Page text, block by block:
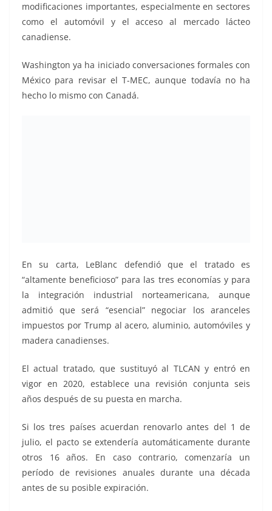
modificaciones importantes, especialmente en sectores
como el automóvil y el acceso al mercado lácteo
canadiense.
Washington ya ha iniciado conversaciones formales con
México para revisar el T-MEC, aunque todavía no ha
hecho lo mismo con Canadá.
En su carta, LeBlanc defendió que el tratado es
“altamente beneficioso” para las tres economías y para
la integración industrial norteamericana, aunque
admitió que será “esencial” negociar los aranceles
impuestos por Trump al acero, aluminio, automóviles y
madera canadienses.
El actual tratado, que sustituyó al TLCAN y entró en
vigor en 2020, establece una revisión conjunta seis
años después de su puesta en marcha.
Si los tres países acuerdan renovarlo antes del 1 de
julio, el pacto se extendería automáticamente durante
otros 16 años. En caso contrario, comenzaría un
período de revisiones anuales durante una década
antes de su posible expiración.